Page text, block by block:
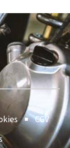
CGV